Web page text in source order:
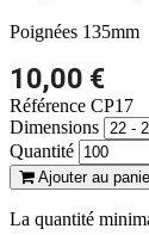
Poignées 135mm
10,00 €
Référence CP17
Dimensions
Quantité
Ajouter au
La quantité